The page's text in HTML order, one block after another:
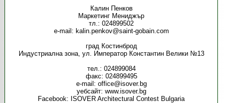
Калин Пенков
Маркетинг Мениджър
тл.: 024899502
e-mail: kalin.penkov@saint-gobain.com
град Костинброд
Индустриална зона, ул. Император Константин Велики №13
тел.: 024899084
факс: 024899495
e-mail: office@isover.bg
уебсайт: www.isover.bg
Facebook: ISOVER Architectural Contest Bulgaria